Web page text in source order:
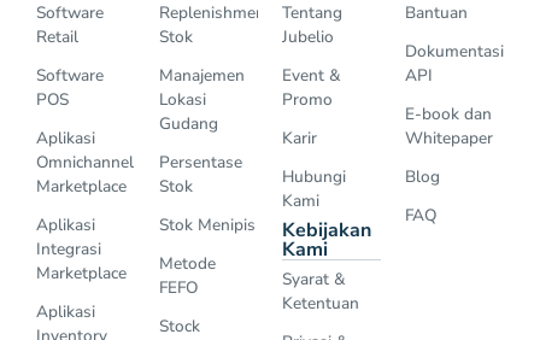
Software
Retail
Software
POS
Aplikasi
Omnichannel
Marketplace
Aplikasi
Integrasi
Marketplace
Aplikasi
Replenishment
Stok
Manajemen
Lokasi
Gudang
Persentase
Stok
Stok Menipis
Metode
FEFO
Stock
Tentang
Jubelio
Event &
Promo
Karir
Hubungi
Kami
Kebijakan
Kami
Syarat &
Ketentuan
Bantuan
Dokumentasi
API
E-book dan
Whitepaper
Blog
FAQ